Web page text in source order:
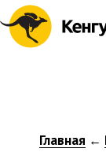
Главная ←